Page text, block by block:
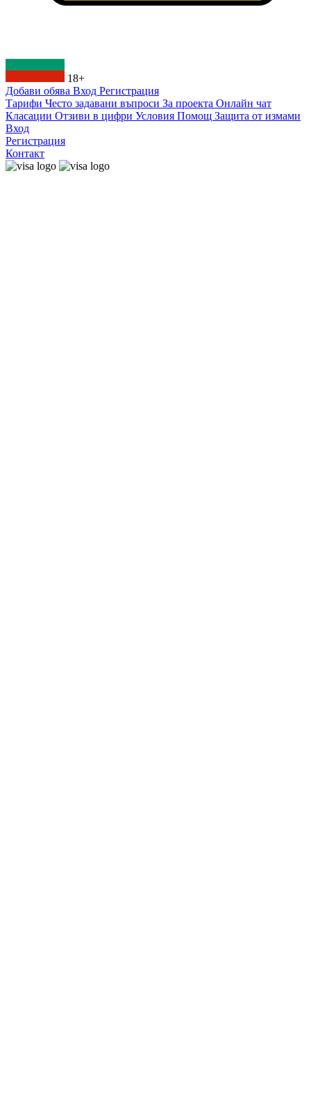
18+
Добави обява Вход Регистрация
Тарифи Често задавани въпроси За проекта Онлайн чат
Класации Отзиви в цифри Условия Помощ Защита от измами
Вход
Регистрация
Контакт